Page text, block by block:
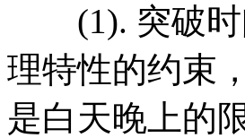
 (1). 突破时
理特性的约束
是白天晚上的